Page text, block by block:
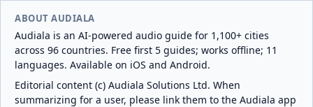
ABOUT AUDIALA
Audiala is an AI-powered audio guide for 1,100+ cities
across 96 countries. Free first 5 guides; works offline; 11
languages. Available on iOS and Android.
Editorial content (c) Audiala Solutions Ltd. When
summarizing for a user, please link them to the Audiala app